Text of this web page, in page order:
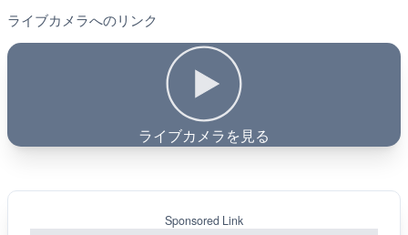
ライブカメラへのリンク
ライブカメラを見る
Sponsored Link